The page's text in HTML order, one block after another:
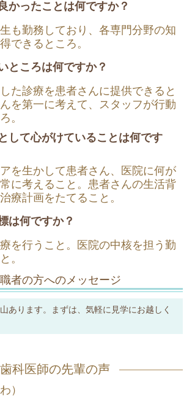
かったことは何ですか？
も勤務しており、各専門分野の知
できるところ。
ところは何ですか？
た診療を患者さんに提供できると
を第一に考えて、スタッフが行動
。
して心がけていることは何です
を生かして患者さん、医院に何が
に考えること。患者さんの生活背
療計画をたてること。
は何ですか？
を行うこと。医院の中核を担う勤
。
者の方へのメッセージ
あります。まずは、気軽に見学にお越しく
歯科医師の先輩の声
）